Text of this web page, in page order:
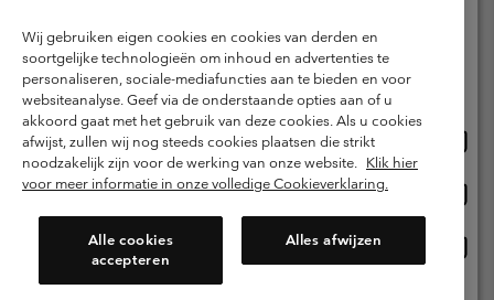
Gebruiksvoorwaarden
Verkoopvoorwaarden
Garantie
Privacybeleid
Gebruiksvoorwaarden voor lidmaatschap
Voorwaarden voor door gebruikers gegenereerde inhoud
Impressum
Cookies
Public CBCR
Wij gebruiken eigen cookies en cookies van derden en
soortgelijke technologieën om inhoud en advertenties te
personaliseren, sociale-mediafuncties aan te bieden en voor
websiteanalyse. Geef via de onderstaande opties aan of u
akkoord gaat met het gebruik van deze cookies. Als u cookies
afwijst, zullen wij nog steeds cookies plaatsen die strikt
noodzakelijk zijn voor de werking van onze website. Klik hier
voor meer informatie in onze volledige Cookieverklaring.
Alle cookies
accepteren
Alles afwijzen
Selecteer je verzendlocatie en taal
Online shoppen beschikbaar
United States
Netherlands-English
Netherlands-Dutch